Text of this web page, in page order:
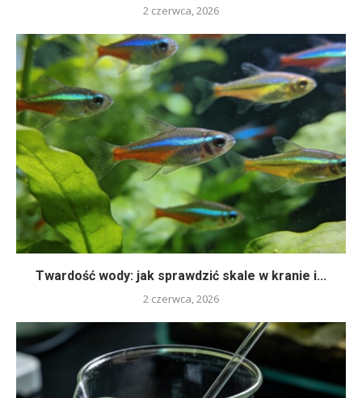
2 czerwca, 2026
Twardość wody: jak sprawdzić skale w kranie i...
2 czerwca, 2026